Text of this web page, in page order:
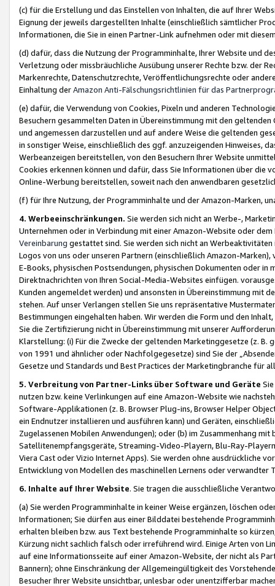
(c) für die Erstellung und das Einstellen von Inhalten, die auf Ihrer
Eignung der jeweils dargestellten Inhalte (einschließlich sämtlicher
Informationen, die Sie in einen Partner-Link aufnehmen oder mit
(d) dafür, dass die Nutzung der Programminhalte, Ihrer Website und
Verletzung oder missbräuchliche Ausübung unserer Rechte bzw. der
Markenrechte, Datenschutzrechte, Veröffentlichungsrechte oder
Einhaltung derAmazon Anti-Fälschungsrichtlinien für das
(e) dafür, die Verwendung von Cookies, Pixeln und anderen
Besuchern gesammelten Daten in Übereinstimmung mit den
und angemessen darzustellen und auf andere Weise die geltenden
in sonstiger Weise, einschließlich des ggf. anzuzeigenden Hinweises,
Werbeanzeigen bereitstellen, von den Besuchern Ihrer Website
Cookies erkennen können und dafür, dass Sie Informationen über die
Online-Werbung bereitstellen, soweit nach den anwendbaren
(f) für Ihre Nutzung, der Programminhalte und der Amazon-Marken,
4. Werbeeinschränkungen. Sie werden sich nicht an Werbe-,
Unternehmen oder in Verbindung mit einer Amazon-Website oder
Vereinbarung gestattet sind. Sie werden sich nicht an
Logos von uns oder unseren Partnern (einschließlich Amazon-
E-Books, physischen Postsendungen, physischen Dokumenten oder in
Direktnachrichten von Ihren Social-Media-Websites einfügen.
Kunden angemeldet werden) und ansonsten in Übereinstimmung mit
stehen. Auf unser Verlangen stellen Sie uns repräsentative
Bestimmungen eingehalten haben. Wir werden die Form und den
Sie die Zertifizierung nicht in Übereinstimmung mit unserer
Klarstellung: (i) Für die Zwecke der geltenden Marketinggesetze (z. B.
von 1991 und ähnlicher oder Nachfolgegesetze) sind Sie der
Gesetze und Standards und Best Practices der Marketingbranche für
5. Verbreitung von Partner-Links über Software und Geräte
nutzen bzw. keine Verlinkungen auf eine Amazon-Website wie
Software-Applikationen (z. B. Browser Plug-ins, Browser Helper
ein Endnutzer installieren und ausführen kann) und Geräten,
Zugelassenen Mobilen Anwendungen); oder (b) im Zusammenhang
Satellitenempfangsgeräte, Streaming-Video-Playern, Blu-Ray-
Viera Cast oder Vizio Internet Apps). Sie werden ohne ausdrückliche
Entwicklung von Modellen des maschinellen Lernens oder
6. Inhalte auf Ihrer Website. Sie tragen die ausschließliche
(a) Sie werden Programminhalte in keiner Weise ergänzen, löschen
Informationen; Sie dürfen aus einer Bilddatei bestehende
erhalten bleiben bzw. aus Text bestehende Programminhalte so
Kürzung nicht sachlich falsch oder irreführend wird. Einige Arten von
auf eine Informationsseite auf einer Amazon-Website, der nicht als
Bannern); ohne Einschränkung der Allgemeingültigkeit des
Besucher Ihrer Website unsichtbar, unlesbar oder unentzifferbar